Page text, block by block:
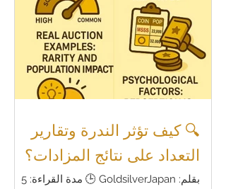
مختلفة من الجودة. في هذا المقال سنشرح:
الأهمية التاريخية لهذه العملة جمال وتفاصيل
تصميمها وكيفية اكتشاف النسخ المزيفة قبل
الشراء اعتما
🔍 كيف تؤثر الندرة وتقارير
التعداد على نتائج المزادات؟
بقلم: GoldsilverJapan 🕒 مدة القراءة: 5